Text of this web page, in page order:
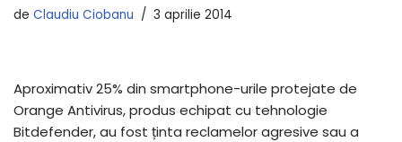
de Claudiu Ciobanu 3 aprilie 2014
Aproximativ 25% din smartphone-urile protejate de
Orange Antivirus, produs echipat cu tehnologie
Bitdefender, au fost ținta reclamelor agresive sau a